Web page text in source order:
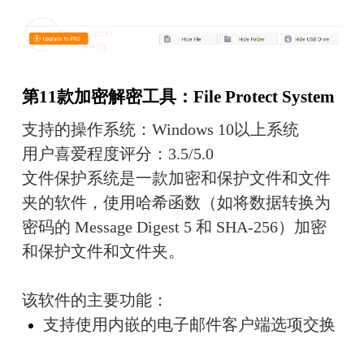
第11款加密解密工具：File Protect System
支持的操作系统：Windows 10以上系统
用户喜爱程度评分：3.5/5.0
文件保护系统是一款加密和保护文件和文件
夹的软件，使用哈希函数（如将数据转换为
密码的 Message Digest 5 和 SHA-256）加密
和保护文件和文件夹。
该软件的主要功能：
支持使用内嵌的电子邮件客户端选项交换